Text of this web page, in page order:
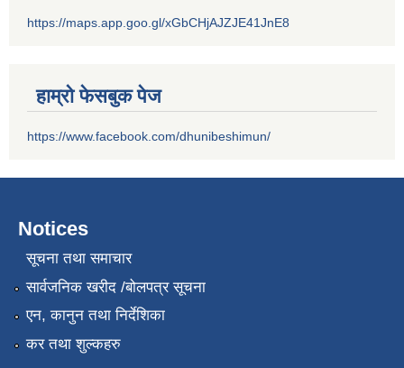
https://maps.app.goo.gl/xGbCHjAJZJE41JnE8
हाम्रो फेसबुक पेज
https://www.facebook.com/dhunibeshimun/
Notices
सूचना तथा समाचार
सार्वजनिक खरीद /बोलपत्र सूचना
एन, कानुन तथा निर्देशिका
कर तथा शुल्कहरु